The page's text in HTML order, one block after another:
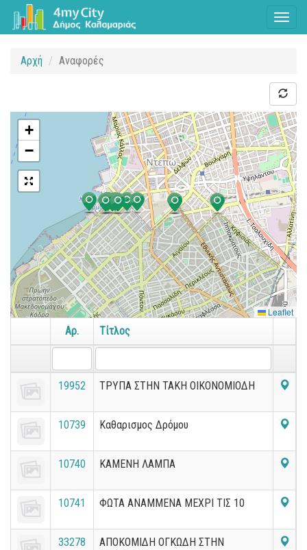
Αρχή Αναφορές
+
−
Leaflet
Αρ. Τίτλος
19952 ΤΡΥΠΑ ΣΤΗΝ ΤΑΚΗ ΟΙΚΟΝΟΜΙΟΔΗ
10739 Καθαρισμος Δρόμου
10740 ΚΑΜΕΝΗ ΛΑΜΠΑ
10741 ΦΩΤΑ ΑΝΑΜΜΕΝΑ ΜΕΧΡΙ ΤΙΣ 10
33278
ΑΠΟΚΟΜΙΔΗ ΟΓΚΩΔΗ ΣΤΗΝ